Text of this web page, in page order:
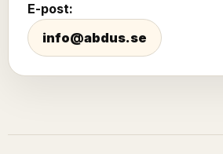
E-post:
info@abdus.se